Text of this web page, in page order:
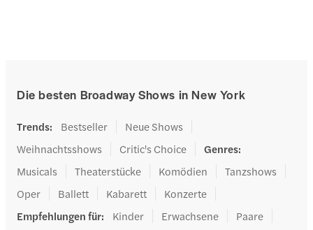
Die besten Broadway Shows in New York
Trends: Bestseller
Neue Shows
Weihnachtsshows
Critic's Choice Genres:
Musicals
Theaterstücke Komödien
Tanzshows
Oper
Ballett Kabarett
Konzerte
Empfehlungen für: Kinder Erwachsene
Paare